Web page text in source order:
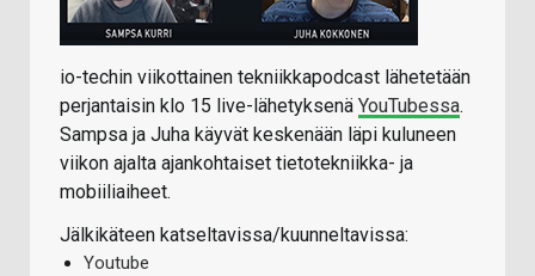
io-techin viikottainen tekniikkapodcast lähetetään
perjantaisin klo 15 live-lähetyksenä YouTubessa.
Sampsa ja Juha käyvät keskenään läpi kuluneen
viikon ajalta ajankohtaiset tietotekniikka- ja
mobiiliaiheet.
Jälkikäteen katseltavissa/kuunneltavissa:
Youtube